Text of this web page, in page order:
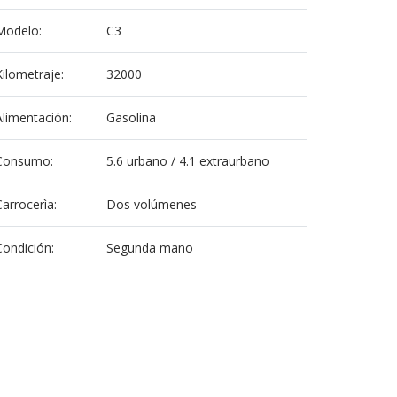
C3
32000
Gasolina
5.6 urbano / 4.1 extraurbano
Dos volúmenes
Segunda mano